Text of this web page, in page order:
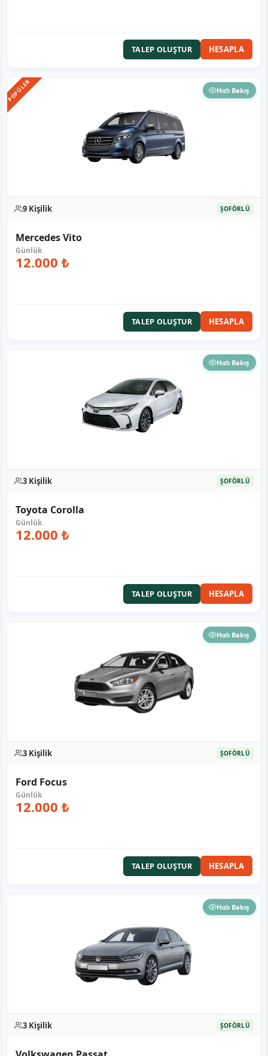
TALEP OLUŞTUR HESAPLA
POPÜLER Hızlı Bakış
9 Kişilik ŞOFÖRLÜ
Mercedes Vito
12.000 ₺
TALEP OLUŞTUR HESAPLA
Hızlı Bakış
3 Kişilik ŞOFÖRLÜ
Toyota Corolla
12.000 ₺
TALEP OLUŞTUR HESAPLA
Hızlı Bakış
3 Kişilik ŞOFÖRLÜ
Ford Focus
12.000 ₺
TALEP OLUŞTUR HESAPLA
Hızlı Bakış
3 Kişilik ŞOFÖRLÜ